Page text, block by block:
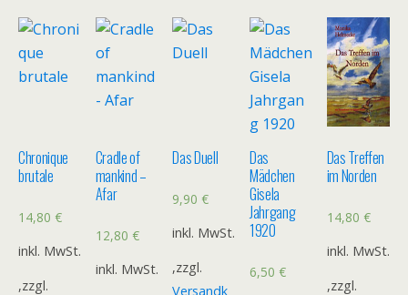
Chronique
brutale
14,80 €
inkl. MwSt.
,zzgl.
Cradle of
mankind –
Afar
12,80 €
inkl. MwSt.
Das Duell
9,90€
inkl. MwSt.
,zzgl.
Versandk
Das
Mädchen
Gisela
Jahrgang
1920
6,50 €
Das Treffen
im Norden
14,80 €
inkl. MwSt.
,zzgl.